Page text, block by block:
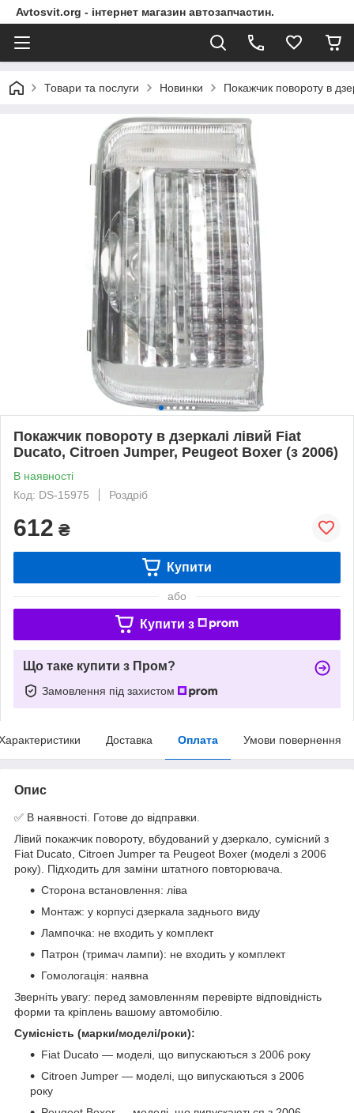
Avtosvit.org - інтернет магазин автозапчастин.
Товари та послуги Новинки Покажчик повороту в
Покажчик повороту в дзеркалі лівий Fiat
Ducato, Citroen Jumper, Peugeot Boxer (з 2006)
В наявності
Код: DS-15975
Роздріб
612 ₴
Купити
або
Купити з
Що таке купити з Пром?
Замовлення під захистом
Доставка Оплата Умови повернення
Опис
✅ В наявності. Готове до відправки.
Лівий покажчик повороту, вбудований у дзеркало, сумісний з
Fiat Ducato, Citroen Jumper та Peugeot Boxer (моделі з 2006
року). Підходить для заміни штатного повторювача.
Сторона встановлення: ліва
Монтаж: у корпусі дзеркала заднього виду
Лампочка: не входить у комплект
Патрон (тримач лампи): не входить у комплект
Гомологація: наявна
Зверніть увагу: перед замовленням перевірте відповідність
форми та кріплень вашому автомобілю.
Сумісність (марки/моделі/роки):
Fiat Ducato — моделі, що випускаються з 2006 року
Citroen Jumper — моделі, що випускаються з 2006
року